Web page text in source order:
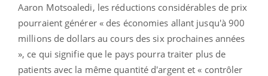
Aaron Motsoaledi, les réductions considérables de prix
pourraient générer « des économies allant jusqu'à 900
millions de dollars au cours des six prochaines années
», ce qui signifie que le pays pourra traiter plus de
patients avec la même quantité d'argent et « contrôler